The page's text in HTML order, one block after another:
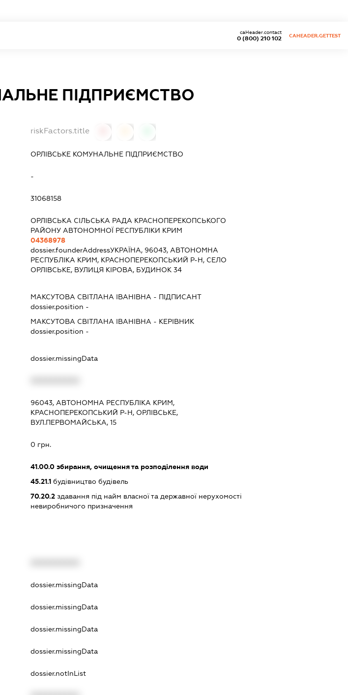
0 (800) 210 102
caHeader.contact
CAHEADER.GETTEST
ПІДПРИЄМСТВО
riskFactors.title
ОРЛІВСЬКЕ КОМУНАЛЬНЕ ПІДПРИЄМСТВО
-
31068158
ОРЛІВСЬКА СІЛЬСЬКА РАДА КРАСНОПЕРЕКОПСЬКОГО
РАЙОНУ АВТОНОМНОЇ РЕСПУБЛІКИ КРИМ
04368978
dossier.founderAddressУКРАЇНА, 96043, АВТОНОМНА
РЕСПУБЛІКА КРИМ, КРАСНОПЕРЕКОПСЬКИЙ Р-Н, СЕЛО
ОРЛІВСЬКЕ, ВУЛИЦЯ КІРОВА, БУДИНОК 34
МАКСУТОВА СВІТЛАНА ІВАНІВНА - ПІДПИСАНТ
dossier.position -
МАКСУТОВА СВІТЛАНА ІВАНІВНА - КЕРІВНИК
dossier.position -
dossier.missingData
96043, АВТОНОМНА РЕСПУБЛІКА КРИМ,
КРАСНОПЕРЕКОПСЬКИЙ Р-Н, ОРЛІВСЬКЕ,
ВУЛ.ПЕРВОМАЙСЬКА, 15
0 грн.
41.00.0збирання, очищення та розподілення води
45.21.1будівництво будівель
70.20.2здавання під найм власної та державної нерухомості
невиробничого призначення
dossier.missingData
dossier.missingData
dossier.missingData
dossier.missingData
dossier.notInList